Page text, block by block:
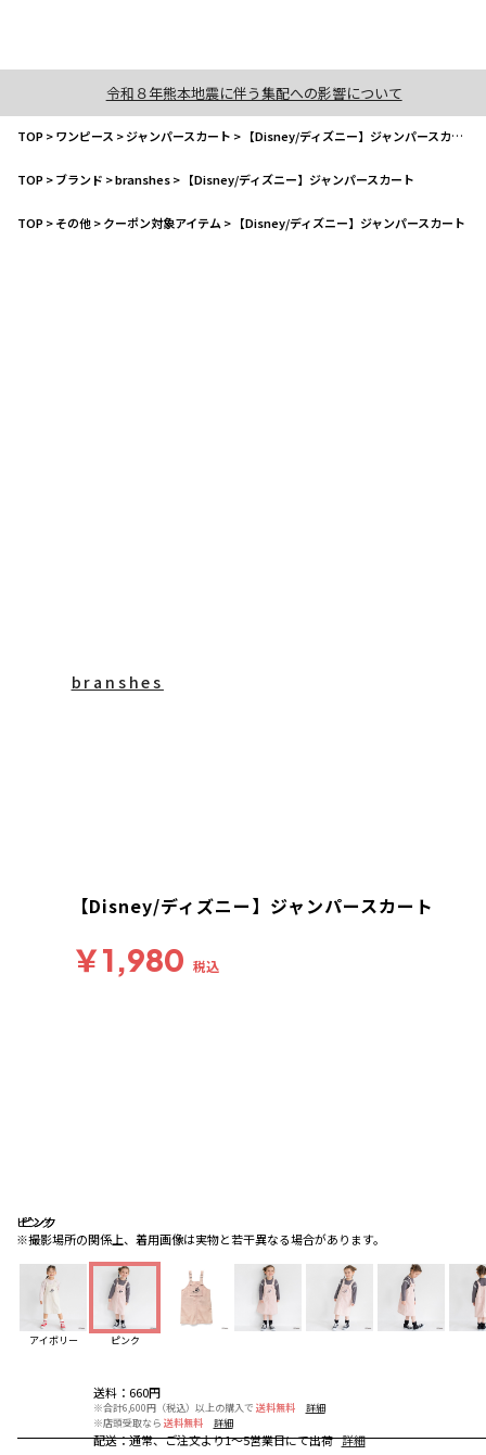
令和８年熊本地震に伴う集配への影響について
TOP>ワンピース >ジャンパースカート > 【Disney/ディズニー】ジャンパースカート
TOP>ブランド >branshes> 【Disney/ディズニー】ジャンパースカート
TOP>その他>クーポン対象アイテム > 【Disney/ディズニー】ジャンパースカート
ピンク
※撮影場所の関係上、着用画像は実物と若干異なる場合があります。
ピンク
ピンク
アイボリー ピンク
送料： 660円
※合計6,600円（税込）以上の購入で 送料無料
詳細
※店頭受取なら 送料無料 詳細
配送：通常、ご注文より1～5営業日にて出荷 詳細
branshes
【Disney/ディズニー】ジャンパースカート
￥1,980 税込